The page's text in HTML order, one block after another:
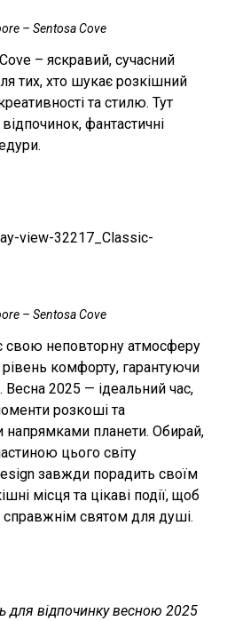
– Sentosa Cove
– яскравий, сучасний
тих, хто шукає розкішний
та стилю. Тут
фантастичні
– Sentosa Cove
свою неповторну атмосферу
комфорту, гарантуючи
Весна 2025 — ідеальний час,
розкоші та
напрямками планети. Обирай,
цього світу
завжди порадить своїм
місця та цікаві події, щоб
святом для душі.
для відпочинку весною 2025